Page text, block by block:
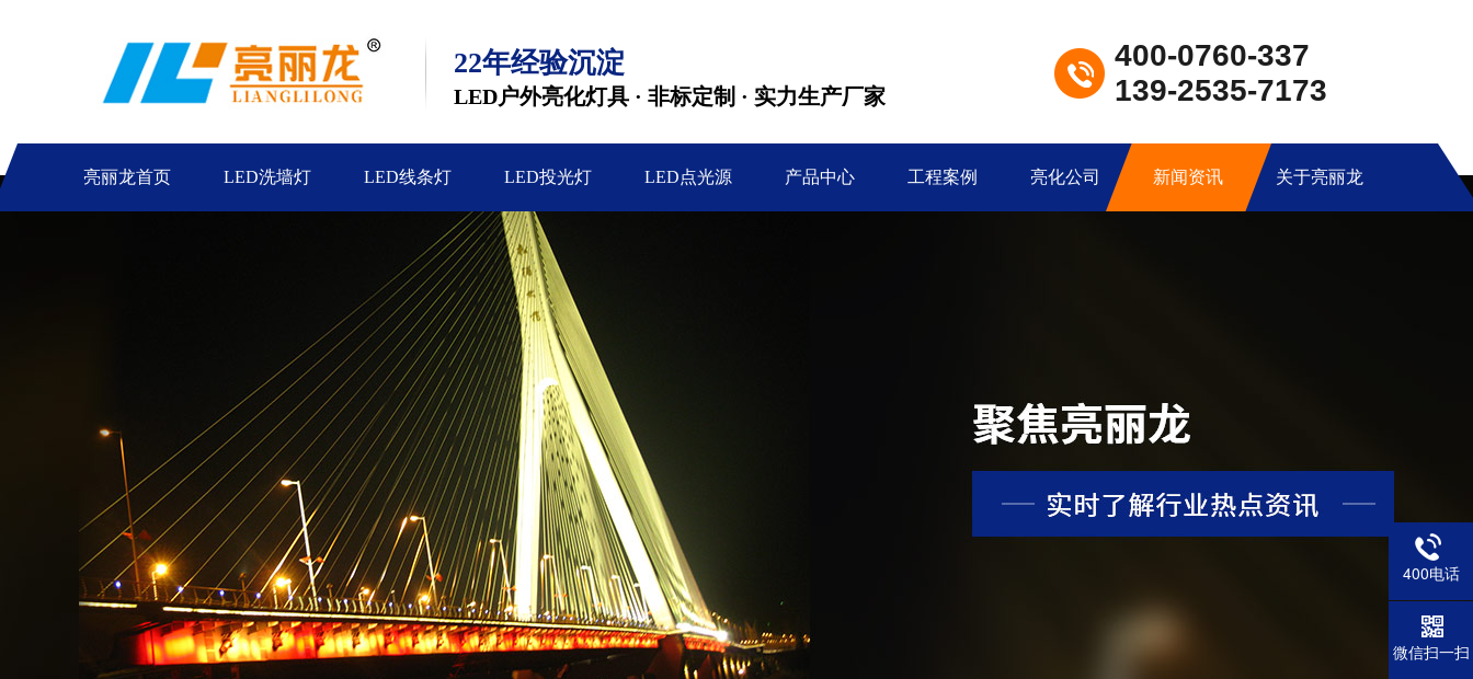
22年经验沉淀
LED户外亮化灯具 · 非标定制 · 实力生产厂家
400-0760-337
139-2535-7173
亮丽龙首页 LED洗墙灯 LED线条灯 LED投光灯 LED点光源 产品中心 工程案例 亮化公司 新闻资讯 关于亮丽龙
LED水纹洗墙灯L-WSD9580
400电话
微信扫一扫